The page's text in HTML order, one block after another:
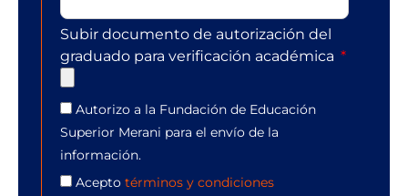
Subir documento de autorización del
graduado para verificación académica
Autorizo a la Fundación de Educación
Superior Merani para el envío de la
información.
Acepto términos y condiciones